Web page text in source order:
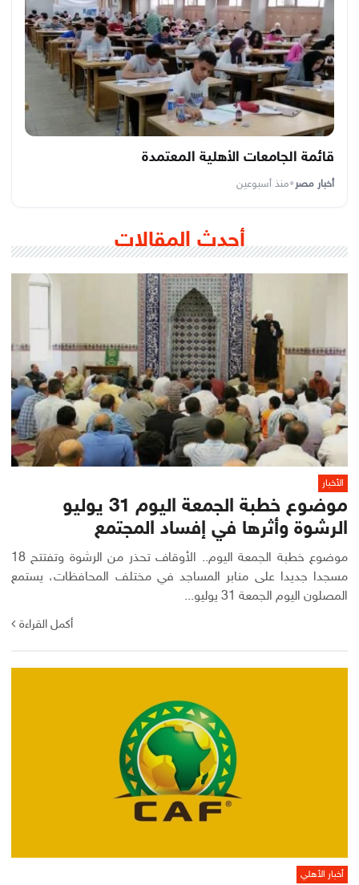
قائمة الجامعات الأهلية المعتمدة
أخبار مصر•منذ أسبوعين
أحدث المقالات
الأخبار
موضوع خطبة الجمعة اليوم 31 يوليو
الرشوة وأثرها في إفساد المجتمع
موضوع خطبة الجمعة اليوم.. الأوقاف تحذر من الرشوة وتفتتح 18
مسجدا جديدا على منابر المساجد في مختلف المحافظات، يستمع
المصلون اليوم الجمعة 31 يوليو...
أكمل القراءة
أخبار الأهلي